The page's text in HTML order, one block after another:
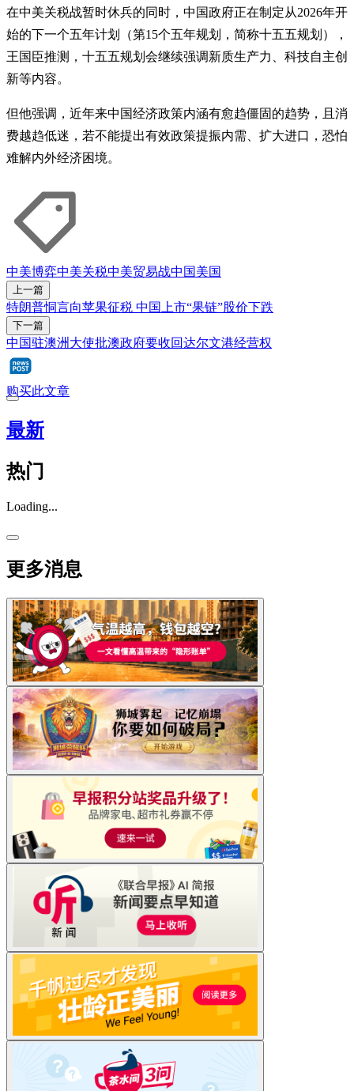
在中美关税战暂时休兵的同时，中国政府正在制定从2026年开
始的下一个五年计划（第15个五年规划，简称十五五规划），
王国臣推测，十五五规划会继续强调新质生产力、科技自主创
新等内容。
但他强调，近年来中国经济政策内涵有愈趋僵固的趋势，且消
费越趋低迷，若不能提出有效政策提振内需、扩大进口，恐怕
难解内外经济困境。
中美博弈中美关税中美贸易战中国美国
上一篇
特朗普恫言向苹果征税 中国上市“果链”股价下跌
下一篇
中国驻澳洲大使批澳政府要收回达尔文港经营权
购买此文章
最新
热门
Loading...
更多消息